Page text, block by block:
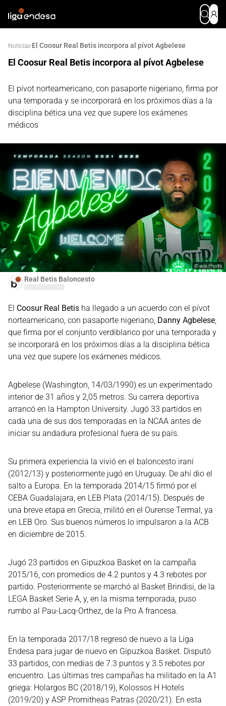
Noticias·El Coosur Real Betis incorpora al pívot Agbelese
El Coosur Real Betis incorpora al pívot Agbelese
El pívot norteamericano, con pasaporte nigeriano, firma por
una temporada y se incorporará en los próximos días a la
disciplina bética una vez que supere los exámenes
médicos
Real Betis Baloncesto
©acb Photo
El Coosur Real Betis ha llegado a un acuerdo con el pívot
norteamericano, con pasaporte nigeriano, Danny Agbelese
que firma por el conjunto verdiblanco por una temporada y
se incorporará en los próximos días a la disciplina bética
una vez que supere los exámenes médicos.
Agbelese (Washington, 14/03/1990) es un experimentado
interior de 31 años y 2,05 metros. Su carrera deportiva
arrancó en la Hampton University. Jugó 33 partidos en
cada una de sus dos temporadas en la NCAA antes de
iniciar su andadura profesional fuera de su país.
Su primera experiencia la vivió en el baloncesto iraní
(2012/13) y posteriormente jugó en Uruguay. De ahí dio el
salto a Europa. En la temporada 2014/15 firmó por el
CEBA Guadalajara, en LEB Plata (2014/15). Después de
una breve etapa en Grecia, militó en el Ourense Termal, ya
en LEB Oro. Sus buenos números lo impulsaron a la ACB
en diciembre de 2015.
Jugó 23 partidos en Gipuzkoa Basket en la campaña
2015/16, con promedios de 4.2 puntos y 4.3 rebotes por
partido. Posteriormente se marchó al Basket Brindisi, de la
LEGA Basket Serie A, y, en la misma temporada, puso
rumbo al Pau-Lacq-Orthez, de la Pro A francesa.
En la temporada 2017/18 regresó de nuevo a la Liga
Endesa para jugar de nuevo en Gipuzkoa Basket. Disputó
33 partidos, con medias de 7.3 puntos y 3.5 rebotes por
encuentro. Las últimas tres campañas ha militado en la A1
griega: Holargos BC (2018/19), Kolossos H Hotels
(2019/20) y ASP Promitheas Patras (2020/21). En esta